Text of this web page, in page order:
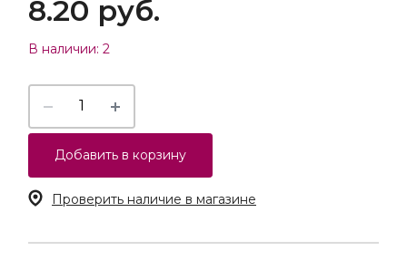
8.20 руб.
В наличии: 2
Добавить в корзину
Проверить наличие в магазине